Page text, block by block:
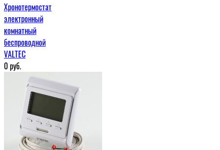
Хронотермостат
электронный
комнатный
беспроводной
VALTEC
0руб.